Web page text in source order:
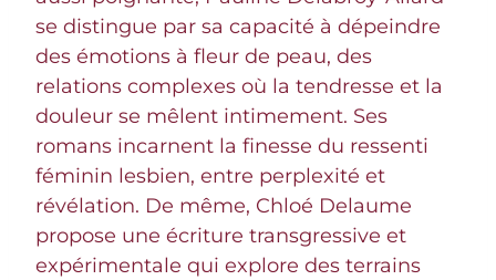
se distingue par sa capacité à dépeindre
des émotions à fleur de peau, des
relations complexes où la tendresse et la
douleur se mêlent intimement. Ses
romans incarnent la finesse du ressenti
féminin lesbien, entre perplexité et
révélation. De même, Chloé Delaume
propose une écriture transgressive et
expérimentale qui explore des terrains